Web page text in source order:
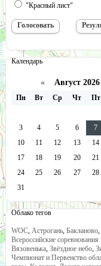
"Красный лист"
Календарь
« Август
Пн Вт Ср Чт Пт
3
4 5 6 7
10
11 12 13 14
17
18 19 20 21
24
25 26 27 28
31
Облако тегов
WOC, Астрогань, Бакланово,
Всероссийские соревнования
Вязовенька, Звёздное небо,
Чемпионат и Первенство